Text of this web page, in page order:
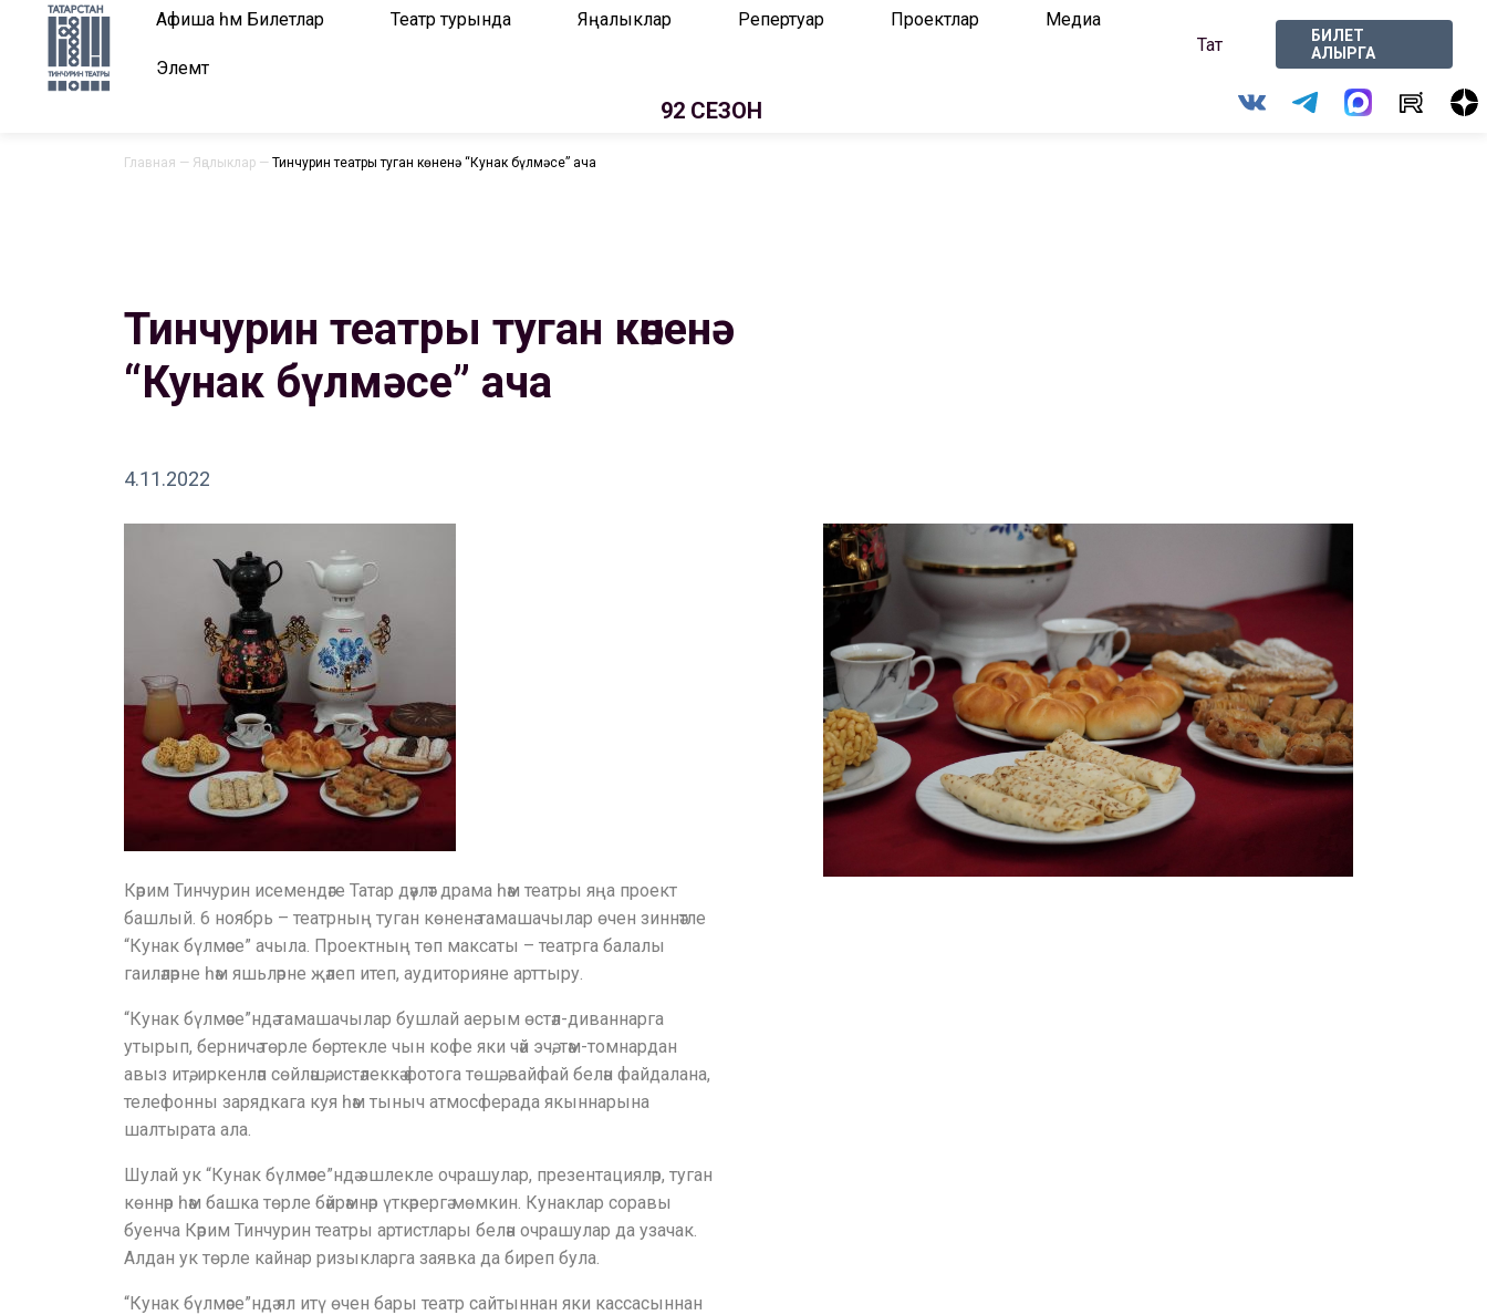
Афиша һәм Билетлар Театр турында Яңалыклар Репертуар Проектлар Медиа
Элемтә
Тат
БИЛЕТ
АЛЫРГА
92 СЕЗОН
Главная — Яңалыклар — Тинчурин театры туган көненә “Кунак бүлмәсе” ача
Тинчурин театры туган көненә
“Кунак бүлмәсе” ача
4.11.2022
Кәрим Тинчурин исемендәге Татар дәүләт драма һәм театры яңа проект
башлый. 6 ноябрь – театрның туган көненә тамашачылар өчен зиннәтле
“Кунак бүлмәсе” ачыла. Проектның төп максаты – театрга балалы
гаиләләрне һәм яшьләрне җәлеп итеп, аудиторияне арттыру.
“Кунак бүлмәсе”ндә тамашачылар бушлай аерым өстәл-диваннарга
утырып, берничә төрле бөртекле чын кофе яки чәй эчә, тәм-томнардан
авыз итә, иркенләп сөйләшә, истәлеккә фотога төшә, вайфай белән файдалана,
телефонны зарядкага куя һәм тыныч атмосферада якыннарына
шалтырата ала.
Шулай ук “Кунак бүлмәсе”ндә эшлекле очрашулар, презентацияләр, туган
көннәр һәм башка төрле бәйрәмнәр үткәрергә мөмкин. Кунаклар соравы
буенча Кәрим Тинчурин театры артистлары белән очрашулар да узачак.
Алдан ук төрле кайнар ризыкларга заявка да биреп була.
“Кунак бүлмәсе”ндә ял итү өчен бары театр сайтыннан яки кассасыннан